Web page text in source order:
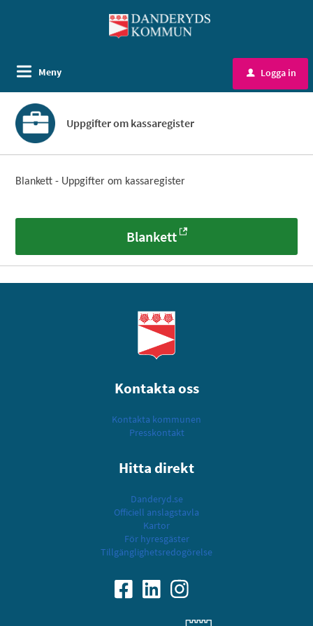
kommun
Meny u Logga in
Uppgifter om kassaregister
Blankett - Uppgifter om kassaregister
Blankett
Kontakta oss
Kontakta kommunen
Presskontakt
Hitta direkt
Danderyd.se
Officiell anslagstavla
Kartor
För hyresgäster
Tillgänglighetsredogörelse